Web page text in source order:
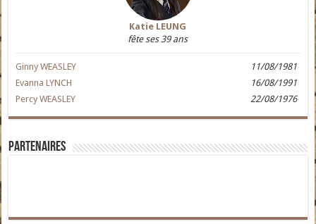
Katie LEUNG
fête ses 39 ans
Ginny WEASLEY
11/08/1981
Evanna LYNCH
16/08/1991
Percy WEASLEY
22/08/1976
Partenaires